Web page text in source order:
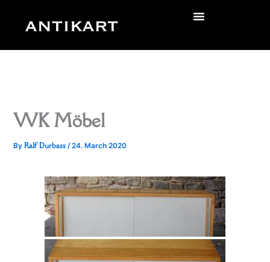
WK Möbel
ByRalf Durbass/24. March 2020